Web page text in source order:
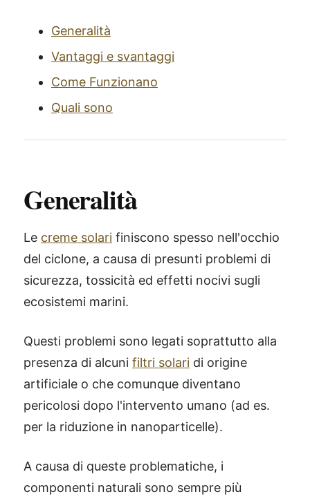
Generalità
Vantaggi e svantaggi
Come Funzionano
Quali sono
Generalità
Le creme solari finiscono spesso nell'occhio
del ciclone, a causa di presunti problemi di
sicurezza, tossicità ed effetti nocivi sugli
ecosistemi marini.
Questi problemi sono legati soprattutto alla
presenza di alcuni filtri solari di origine
artificiale o che comunque diventano
pericolosi dopo l'intervento umano (ad es.
per la riduzione in nanoparticelle).
A causa di queste problematiche, i
componenti naturali sono sempre più